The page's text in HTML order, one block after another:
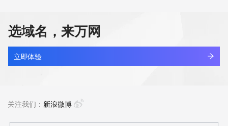
选域名，来万网
立即体验
关注我们： 新浪微博